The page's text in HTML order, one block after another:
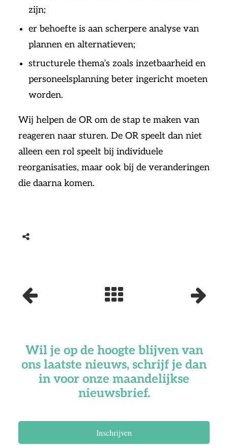
zijn;
er behoefte is aan scherpere analyse van
plannen en alternatieven;
structurele thema’s zoals inzetbaarheid en
personeelsplanning beter ingericht moeten
worden.
Wij helpen de OR om de stap te maken van
reageren naar sturen. De OR speelt dan niet
alleen een rol speelt bij individuele
reorganisaties, maar ook bij de veranderingen
die daarna komen.
Wil je op de hoogte blijven van
ons laatste nieuws, schrijf je dan
in voor onze maandelijkse
nieuwsbrief.
Inschrijven